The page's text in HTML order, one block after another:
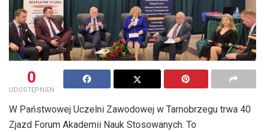
0
UDOSTĘPNIEŃ
W Państwowej Uczelni Zawodowej w Tarnobrzegu trwa 40
Zjazd Forum Akademii Nauk Stosowanych. To